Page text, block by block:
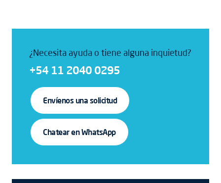
¿Necesita ayuda o tiene alguna inquietud?
+54 11 2040 0295
Envíenos una solicitud
Chatear en WhatsApp